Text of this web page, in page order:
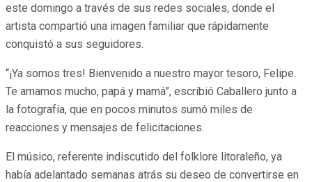
este domingo a través de sus redes sociales, donde el
artista compartió una imagen familiar que rápidamente
conquistó a sus seguidores.
“¡Ya somos tres! Bienvenido a nuestro mayor tesoro, Felipe.
Te amamos mucho, papá y mamá”, escribió Caballero junto a
la fotografía, que en pocos minutos sumó miles de
reacciones y mensajes de felicitaciones.
El músico, referente indiscutido del folklore litoraleño, ya
había adelantado semanas atrás su deseo de convertirse en